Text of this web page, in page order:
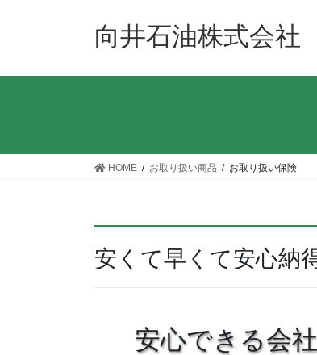
向井石油株式会社
HOME お取り扱い商品 お取り扱い保険
安くて早くて安心納
安心できる会